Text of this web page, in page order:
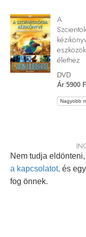
A
élethez
DVD
Ár 5900
Nagyobb
Nem tudja
a kapcsolatot, és
fog önnek.